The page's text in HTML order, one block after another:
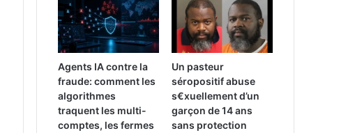
Agents IA contre la
fraude: comment les
algorithmes
traquent les multi-
comptes, les fermes
Un pasteur
séropositif abuse
s€xuellement d’un
garçon de 14 ans
sans protection